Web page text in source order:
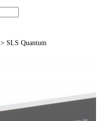
> SLS Quantum